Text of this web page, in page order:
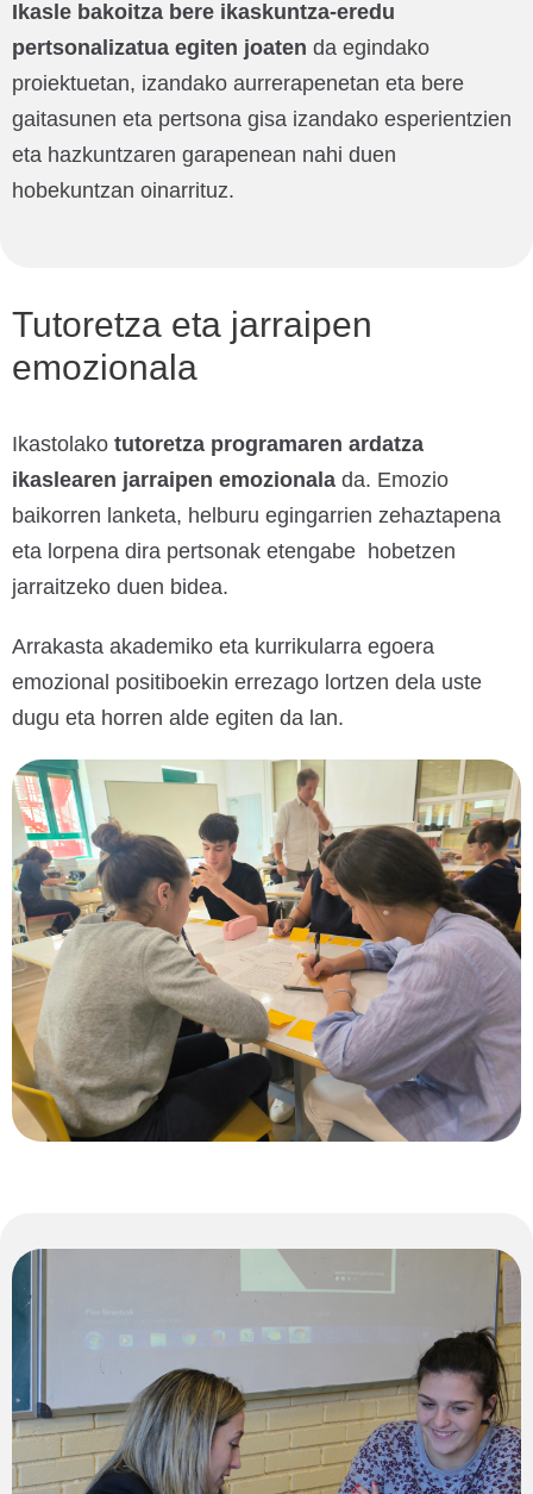
Ikasle bakoitza bere ikaskuntza-eredu
pertsonalizatua egiten joaten da egindako
proiektuetan, izandako aurrerapenetan eta bere
gaitasunen eta pertsona gisa izandako esperientzien
eta hazkuntzaren garapenean nahi duen
hobekuntzan oinarrituz.
Tutoretza eta jarraipen
emozionala
Ikastolako tutoretza programaren ardatza
ikaslearen jarraipen emozionala da. Emozio
baikorren lanketa, helburu egingarrien zehaztapena
eta lorpena dira pertsonak etengabe hobetzen
jarraitzeko duen bidea.
Arrakasta akademiko eta kurrikularra egoera
emozional positiboekin errezago lortzen dela uste
dugu eta horren alde egiten da lan.